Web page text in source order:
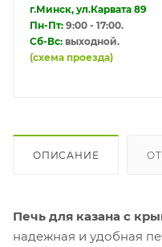
г.Минск, ул.Карвата 89
Пн-Пт: 9:00 - 17:00.
Сб-Вс: выходной.
(схема проезда)
ОПИСАНИЕ
Печь для казана с
надежная и удобная